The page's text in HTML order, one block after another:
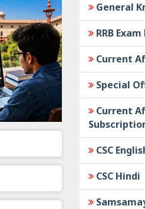
General
RRB Exam
Current
Special
Current
CSC
CSC Hindi